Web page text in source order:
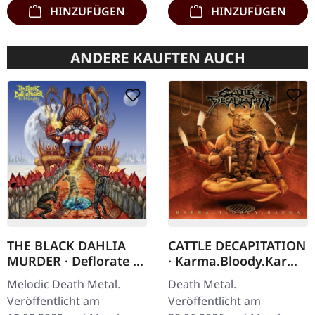
HINZUFÜGEN HINZUFÜGEN
ANDERE KAUFTEN AUCH
THE BLACK DAHLIA
MURDER · Deflorate |
CD
Melodic Death Metal.
Veröffentlicht am
CATTLE DECAPITATION
· Karma.Bloody.Karma
| CD
Death Metal.
Veröffentlicht am